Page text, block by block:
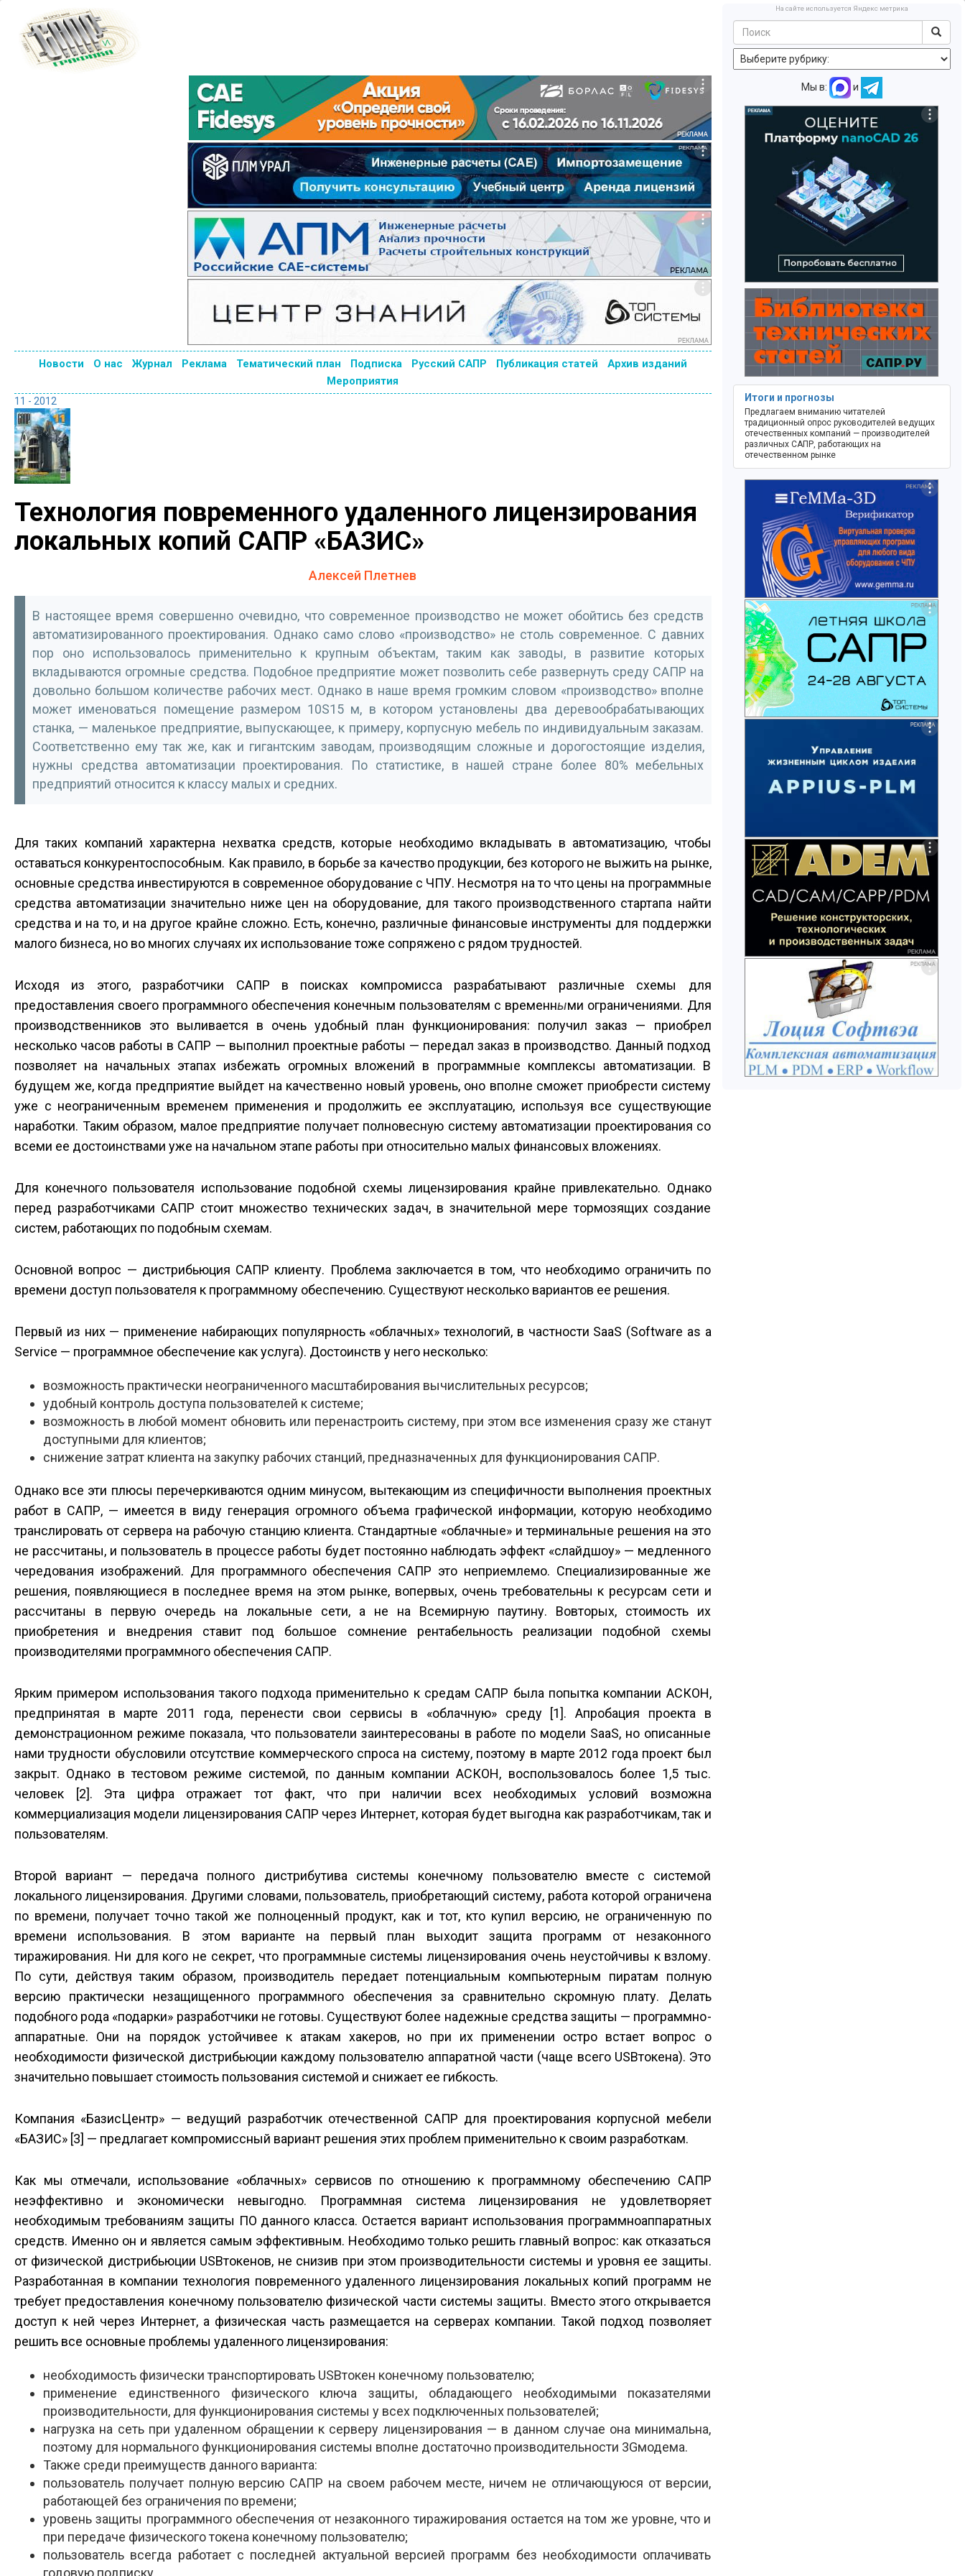
Новости О нас Журнал Реклама Тематический план Подписка Русский САПР Публикация статей
Архив изданий
Мероприятия
11 - 2012
Технология повременного удаленного лицензирования
локальных копий САПР «БАЗИС»
Алексей Плетнев
В настоящее время совершенно очевидно, что современное производство не может обойтись без средств
автоматизированного проектирования. Однако само слово «производство» не столь современное. С давних
пор оно использовалось применительно к крупным объектам, таким как заводы, в развитие которых
вкладываются огромные средства. Подобное предприятие может позволить себе развернуть среду САПР на
довольно большом количестве рабочих мест. Однако в наше время громким словом «производство» вполне
может именоваться помещение размером 10Ѕ15 м, в котором установлены два деревообрабатывающих
станка, — маленькое предприятие, выпускающее, к примеру, корпусную мебель по индивидуальным заказам.
Соответственно ему так же, как и гигантским заводам, производящим сложные и дорогостоящие изделия,
нужны средства автоматизации проектирования. По статистике, в нашей стране более 80% мебельных
предприятий относится к классу малых и средних.
Для таких компаний характерна нехватка средств, которые необходимо вкладывать в автоматизацию, чтобы
оставаться конкурентоспособным. Как правило, в борьбе за качество продукции, без которого не выжить на рынке,
основные средства инвестируются в современное оборудование с ЧПУ. Несмотря на то что цены на программные
средства автоматизации значительно ниже цен на оборудование, для такого производственного стартапа найти
средства и на то, и на другое крайне сложно. Есть, конечно, различные финансовые инструменты для поддержки
малого бизнеса, но во многих случаях их использование тоже сопряжено с рядом трудностей.
Исходя из этого, разработчики САПР в поисках компромисса разрабатывают различные схемы для
предоставления своего программного обеспечения конечным пользователям с временными ограничениями. Для
производственников это выливается в очень удобный план функционирования: получил заказ — приобрел
несколько часов работы в САПР — выполнил проектные работы — передал заказ в производство. Данный подход
позволяет на начальных этапах избежать огромных вложений в программные комплексы автоматизации. В
будущем же, когда предприятие выйдет на качественно новый уровень, оно вполне сможет приобрести систему
уже с неограниченным временем применения и продолжить ее эксплуатацию, используя все существующие
наработки. Таким образом, малое предприятие получает полновесную систему автоматизации проектирования со
всеми ее достоинствами уже на начальном этапе работы при относительно малых финансовых вложениях.
Для конечного пользователя использование подобной схемы лицензирования крайне привлекательно. Однако
перед разработчиками САПР стоит множество технических задач, в значительной мере тормозящих создание
систем, работающих по подобным схемам.
Основной вопрос — дистрибьюция САПР клиенту. Проблема заключается в том, что необходимо ограничить по
времени доступ пользователя к программному обеспечению. Существуют несколько вариантов ее решения.
Первый из них — применение набирающих популярность «облачных» технологий, в частности SaaS (Software as a
Service — программное обеспечение как услуга). Достоинств у него несколько:
возможность практически неограниченного масштабирования вычислительных ресурсов;
удобный контроль доступа пользователей к системе;
возможность в любой момент обновить или перенастроить систему, при этом все изменения сразу же станут
доступными для клиентов;
снижение затрат клиента на закупку рабочих станций, предназначенных для функционирования САПР.
Однако все эти плюсы перечеркиваются одним минусом, вытекающим из специфичности выполнения проектных
работ в САПР, — имеется в виду генерация огромного объема графической информации, которую необходимо
транслировать от сервера на рабочую станцию клиента. Стандартные «облачные» и терминальные решения на это
не рассчитаны, и пользователь в процессе работы будет постоянно наблюдать эффект «слайд­шоу» — медленного
чередования изображений. Для программного обеспечения САПР это неприемлемо. Специализированные же
решения, появляющиеся в последнее время на этом рынке, во­первых, очень требовательны к ресурсам сети и
рассчитаны в первую очередь на локальные сети, а не на Всемирную паутину. Во­вторых, стоимость их
приобретения и внедрения ставит под большое сомнение рентабельность реализации подобной схемы
производителями программного обеспечения САПР.
Ярким примером использования такого подхода применительно к средам САПР была попытка компании АСКОН,
предпринятая в марте 2011 года, перенести свои сервисы в «облачную» среду [1]. Апробация проекта в
демонстрационном режиме показала, что пользователи заинтересованы в работе по модели SaaS, но описанные
нами трудности обусловили отсутствие коммерческого спроса на систему, поэтому в марте 2012 года проект был
закрыт. Однако в тестовом режиме системой, по данным компании АСКОН, воспользовалось более 1,5 тыс.
человек [2]. Эта цифра отражает тот факт, что при наличии всех необходимых условий возможна
коммерциализация модели лицензирования САПР через Интернет, которая будет выгодна как разработчикам, так и
пользователям.
Второй вариант — передача полного дистрибутива системы конечному пользователю вместе с системой
локального лицензирования. Другими словами, пользователь, приобретающий систему, работа которой ограничена
по времени, получает точно такой же полноценный продукт, как и тот, кто купил версию, не ограниченную по
времени использования. В этом варианте на первый план выходит защита программ от незаконного
тиражирования. Ни для кого не секрет, что программные системы лицензирования очень неустойчивы к взлому.
По сути, действуя таким образом, производитель передает потенциальным компьютерным пиратам полную
версию практически незащищенного программного обеспечения за сравнительно скромную плату. Делать
подобного рода «подарки» разработчики не готовы. Существуют более надежные средства защиты — программно­
аппаратные. Они на порядок устойчивее к атакам хакеров, но при их применении остро встает вопрос о
необходимости физической дистрибьюции каждому пользователю аппаратной части (чаще всего USB­токена). Это
значительно повышает стоимость пользования системой и снижает ее гибкость.
Компания «Базис­Центр» — ведущий разработчик отечественной САПР для проектирования корпусной мебели
«БАЗИС» [3] — предлагает компромиссный вариант решения этих проблем применительно к своим разработкам.
Как мы отмечали, использование «облачных» сервисов по отношению к программному обеспечению САПР
неэффективно и экономически невыгодно. Программная система лицензирования не удовлетворяет
необходимым требованиям защиты ПО данного класса. Остается вариант использования программно­аппаратных
средств. Именно он и является самым эффективным. Необходимо только решить главный вопрос: как отказаться
от физической дистрибьюции USB­токенов, не снизив при этом производительности системы и уровня ее защиты.
Разработанная в компании технология повременного удаленного лицензирования локальных копий программ не
требует предоставления конечному пользователю физической части системы защиты. Вместо этого открывается
доступ к ней через Интернет, а физическая часть размещается на серверах компании. Такой подход позволяет
решить все основные проблемы удаленного лицензирования:
необходимость физически транспортировать USB­токен конечному пользователю;
применение единственного физического ключа защиты, обладающего необходимыми показателями
производительности, для функционирования системы у всех подключенных пользователей;
нагрузка на сеть при удаленном обращении к серверу лицензирования — в данном случае она минимальна,
поэтому для нормального функционирования системы вполне достаточно производительности 3G­модема.
Также среди преимуществ данного варианта:
пользователь получает полную версию САПР на своем рабочем месте, ничем не отличающуюся от версии,
работающей без ограничения по времени;
уровень защиты программного обеспечения от незаконного тиражирования остается на том же уровне, что и
при передаче физического токена конечному пользователю;
пользователь всегда работает с последней актуальной версией программ без необходимости оплачивать
годовую подписку.
На сайте используется Яндекс метрика
Мы в: и
Итоги и прогнозы
Предлагаем вниманию читателей
традиционный опрос руководителей ведущих
отечественных компаний — производителей
различных САПР, работающих на
отечественном рынке